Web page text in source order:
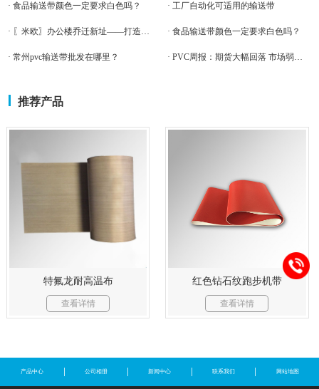
· 食品输送带颜色一定要求白色吗？ · 工厂自动化可适用的输送带
· 〖米欧〗办公楼乔迁新址——打造新起点 再著新篇章 · 食品输送带颜色一定要求白色吗？
· 常州pvc输送带批发在哪里？ · PVC周报：期货大幅回落 市场弱势调整
推荐产品
特氟龙耐高温布
查看详情
红色钻石纹跑步机带
查看详情
产品中心 公司相册 新闻中心 联系我们 网站地图